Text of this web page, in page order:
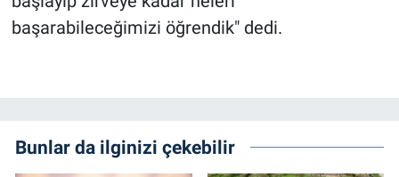
başarabileceğimizi öğrendik" dedi.
Bunlar da ilginizi çekebilir